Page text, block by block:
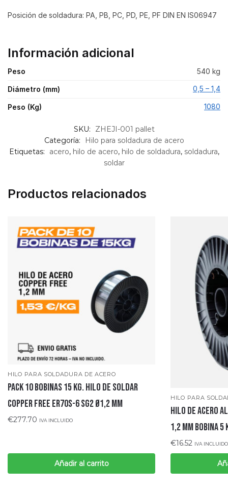
Posición de soldadura: PA, PB, PC, PD, PE, PF DIN EN IS06947
Información adicional
Peso 540 kg
Diámetro (mm) 0,5 – 1,4
Peso (Kg) 1080
SKU:
ZHEJI-001 pallet
Categoría:
Hilo para soldadura de acero
Etiquetas:
acero, hilo de acero, hilo de soldadura, soldadura,
soldar
Productos relacionados
HILO PARA SOLDADURA DE ACERO
Pack 10 bobinas 15 Kg. hilo de soldar
copper free ER70S-6 SG2 Ø1,2 mm
€277.70 IVA INCLUIDO
Añadir al carrito
HILO PARA
Hilo de acero al
1,2 MM bobina 5
€16.52 IVA INCLUIDO